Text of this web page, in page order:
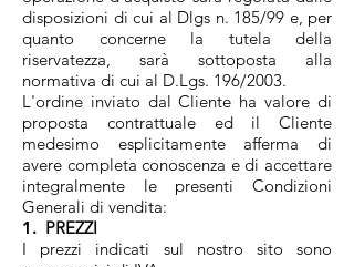
disposizioni di cui al Dlgs n. 185/99 e, per
quanto concerne la tutela della
riservatezza, sarà sottoposta alla
normativa di cui al D.Lgs. 196/2003.
L'ordine inviato dal Cliente ha valore di
proposta contrattuale ed il Cliente
medesimo esplicitamente afferma di
avere completa conoscenza e di accettare
integralmente le presenti Condizioni
Generali di vendita:
1. PREZZI
I prezzi indicati sul nostro sito sono